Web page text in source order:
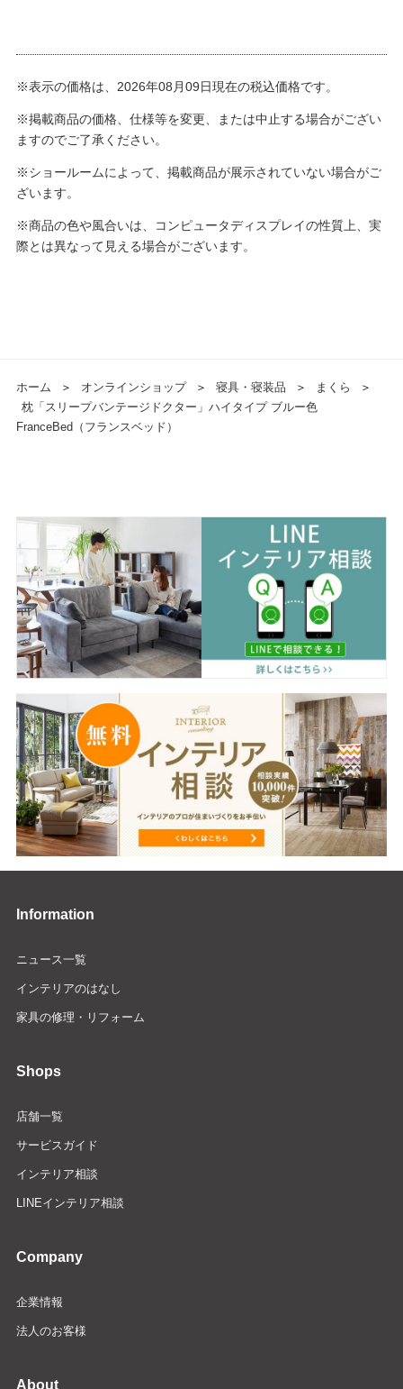
※表示の価格は、2026年08月09日現在の税込価格です。
※掲載商品の価格、仕様等を変更、または中止する場合がござい
ますのでご了承ください。
※ショールームによって、掲載商品が展示されていない場合がご
ざいます。
※商品の色や風合いは、コンピュータディスプレイの性質上、実
際とは異なって見える場合がございます。
ホーム ＞ オンラインショップ ＞ 寝具・寝装品 ＞ まくら
＞
枕「スリープバンテージドクター」ハイタイプ ブルー色
FranceBed（フランスベッド）
Information
ニュース一覧
インテリアのはなし
家具の修理・リフォーム
Shops
店舗一覧
サービスガイド
インテリア相談
LINEインテリア相談
Company
企業情報
法人のお客様
About